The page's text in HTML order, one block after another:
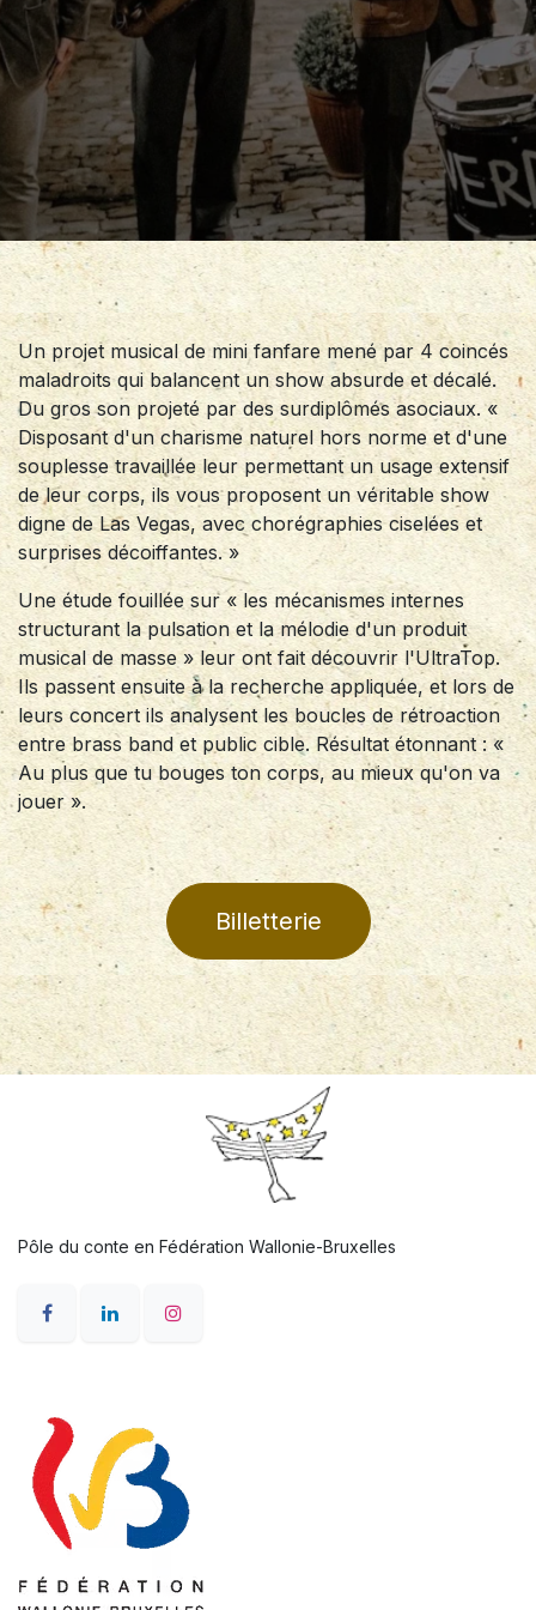
Un projet musical de mini fanfare mené par 4 coincés
maladroits qui balancent un show absurde et décalé.
Du gros son projeté par des surdiplômés asociaux. «
Disposant d'un charisme naturel hors norme et d'une
souplesse travaillée leur permettant un usage extensif
de leur corps, ils vous proposent un véritable show
digne de Las Vegas, avec chorégraphies ciselées et
surprises décoiffantes. »
Une étude fouillée sur « les mécanismes internes
structurant la pulsation et la mélodie d'un produit
musical de masse » leur ont fait découvrir l'UltraTop.
Ils passent ensuite à la recherche appliquée, et lors de
leurs concert ils analysent les boucles de rétroaction
entre brass band et public cible. Résultat étonnant : «
Au plus que tu bouges ton corps, au mieux qu'on va
jouer ».
Billetterie
Pôle du conte en Fédération Wallonie-Bruxelles